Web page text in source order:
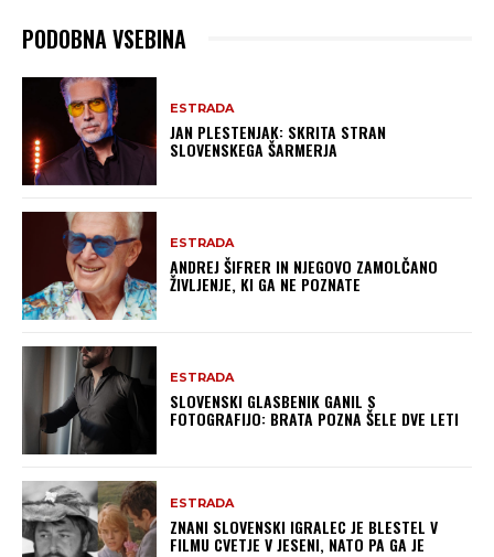
PODOBNA VSEBINA
ESTRADA
JAN PLESTENJAK: SKRITA STRAN
SLOVENSKEGA ŠARMERJA
ESTRADA
ANDREJ ŠIFRER IN NJEGOVO ZAMOLČANO
ŽIVLJENJE, KI GA NE POZNATE
ESTRADA
SLOVENSKI GLASBENIK GANIL S
FOTOGRAFIJO: BRATA POZNA ŠELE DVE LETI
ESTRADA
ZNANI SLOVENSKI IGRALEC JE BLESTEL V
FILMU CVETJE V JESENI, NATO PA GA JE